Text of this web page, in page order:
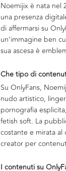
Noemijix è nata nel
una presenza
di affermarsi su
un’immagine ben
sua ascesa è
Che tipo di
Su OnlyFans,
nudo artistico,
pornografia
fetish soft. La
costante e mirata
creator per
I contenuti su